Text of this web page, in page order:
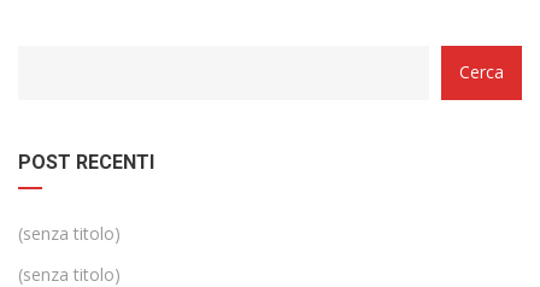
Cerca
POST RECENTI
(senza titolo)
(senza titolo)